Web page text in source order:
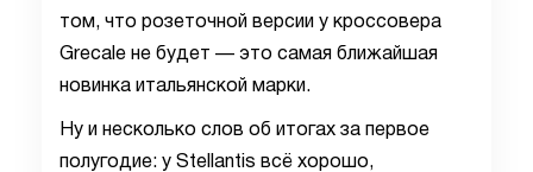
том, что розеточной версии у кроссовера
Grecale не будет — это самая ближайшая
новинка итальянской марки.
Ну и несколько слов об итогах за первое
полугодие: у Stellantis всё хорошо,